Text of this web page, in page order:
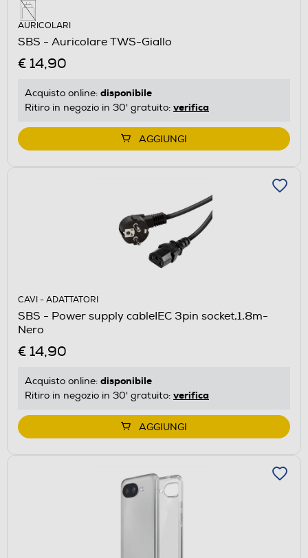
AURICOLARI
SBS - Auricolare TWS-Giallo
€ 14,90
Acquisto online: disponibile
Ritiro in negozio in 30' gratuito: verifica
AGGIUNGI
CAVI - ADATTATORI
SBS - Power supply cableIEC 3pin socket,1,8m-
Nero
€ 14,90
Acquisto online: disponibile
Ritiro in negozio in 30' gratuito: verifica
AGGIUNGI